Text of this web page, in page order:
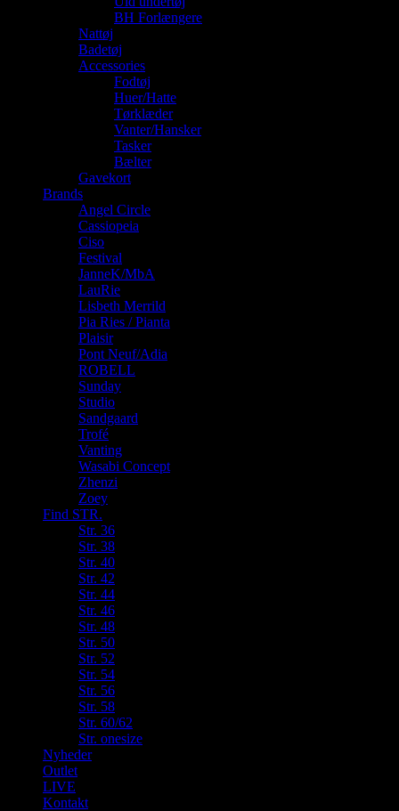
BH Forlængere
Nattøj
Badetøj
Accessories
Fodtøj
Huer/Hatte
Tørklæder
Vanter/Hansker
Tasker
Bælter
Gavekort
Brands
Angel Circle
Cassiopeia
Ciso
Festival
JanneK/MbA
LauRie
Lisbeth Merrild
Pia Ries / Pianta
Plaisir
Pont Neuf/Adia
ROBELL
Sunday
Studio
Sandgaard
Trofé
Vanting
Wasabi Concept
Zhenzi
Zoey
Find STR.
Str. 36
Str. 38
Str. 40
Str. 42
Str. 44
Str. 46
Str. 48
Str. 50
Str. 52
Str. 54
Str. 56
Str. 58
Str. 60/62
Str. onesize
Nyheder
Outlet
LIVE
Kontakt